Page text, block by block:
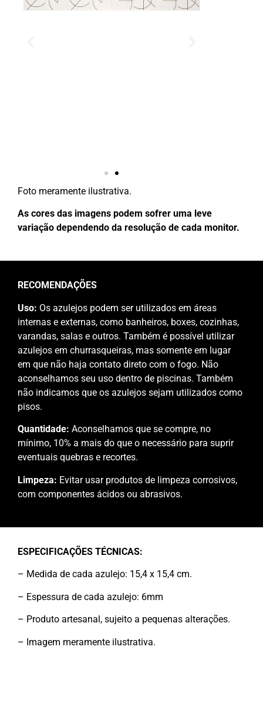
Foto meramente ilustrativa.
As cores das imagens podem sofrer uma leve
variação dependendo da resolução de cada monitor.
RECOMENDAÇÕES
Uso: Os azulejos podem ser utilizados em áreas
internas e externas, como banheiros, boxes, cozinhas,
varandas, salas e outros. Também é possível utilizar
azulejos em churrasqueiras, mas somente em lugar
em que não haja contato direto com o fogo. Não
aconselhamos seu uso dentro de piscinas. Também
não indicamos que os azulejos sejam utilizados como
pisos.
Quantidade: Aconselhamos que se compre, no
mínimo, 10% a mais do que o necessário para suprir
eventuais quebras e recortes.
Limpeza: Evitar usar produtos de limpeza corrosivos,
com componentes ácidos ou abrasivos.
ESPECIFICAÇÕES TÉCNICAS:
– Medida de cada azulejo: 15,4 x 15,4 cm.
– Espessura de cada azulejo: 6mm
– Produto artesanal, sujeito a pequenas alterações.
– Imagem meramente ilustrativa.